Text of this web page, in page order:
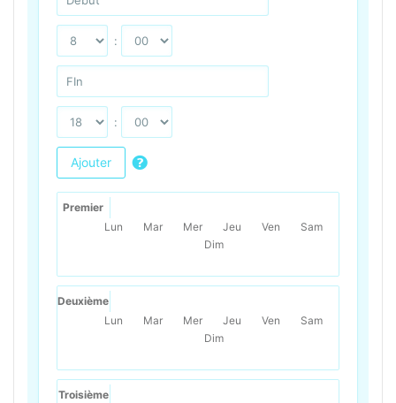
:
:
Ajouter
Premier
Lun
Mar Mer Jeu Ven
Sam
Dim
Deuxième
Lun
Mar Mer Jeu Ven
Sam
Dim
Troisième